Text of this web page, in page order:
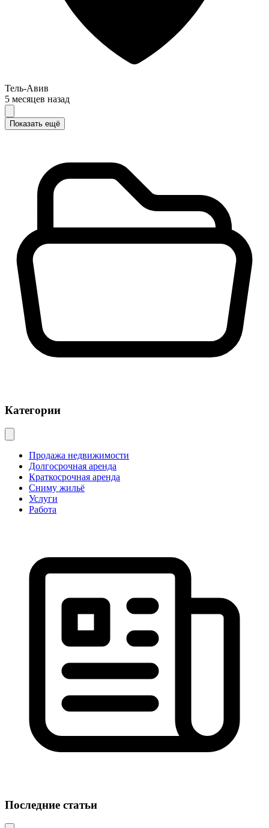
Тель-Авив
5 месяцев назад
Показать ещё
Категории
Продажа недвижимости
Долгосрочная аренда
Краткосрочная аренда
Сниму жильё
Услуги
Работа
Последние статьи